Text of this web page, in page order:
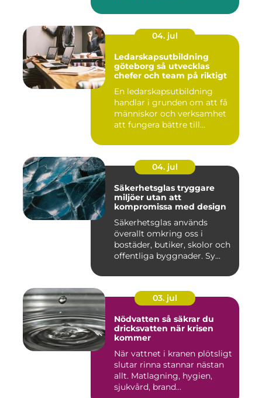
04. jul
Ledarskapsutbildning
göteborg så utvecklas
chefer och team på riktigt
En ledarskapsutbildning
handlar i grunden om att få
människor och verksamhet
att fungera bättre till...
04. jul
Säkerhetsglas tryggare
miljöer utan att
kompromissa med design
Säkerhetsglas används
överallt omkring oss i
bostäder, butiker, skolor och
offentliga byggnader. Sy...
03. jul
Nödvatten så säkrar du
dricksvatten när krisen
kommer
När vattnet i kranen plötsligt
slutar rinna stannar nästan
allt. Matlagning, hygien,
sjukvård, brand...